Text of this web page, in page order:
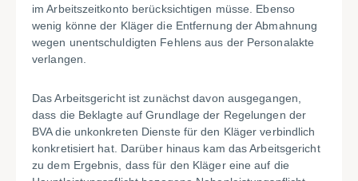
im Arbeitszeitkonto berücksichtigen müsse. Ebenso
wenig könne der Kläger die Entfernung der Abmahnung
wegen unentschuldigten Fehlens aus der Personalakte
verlangen.
Das Arbeitsgericht ist zunächst davon ausgegangen,
dass die Beklagte auf Grundlage der Regelungen der
BVA die unkonkreten Dienste für den Kläger verbindlich
konkretisiert hat. Darüber hinaus kam das Arbeitsgericht
zu dem Ergebnis, dass für den Kläger eine auf die